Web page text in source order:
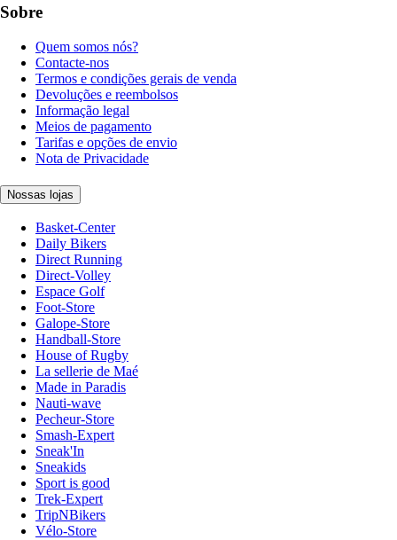
Sobre
Quem somos nós?
Contacte-nos
Termos e condições gerais de venda
Devoluções e reembolsos
Informação legal
Meios de pagamento
Tarifas e opções de envio
Nota de Privacidade
Nossas lojas
Basket-Center
Daily Bikers
Direct Running
Direct-Volley
Espace Golf
Foot-Store
Galope-Store
Handball-Store
House of Rugby
La sellerie de Maé
Made in Paradis
Nauti-wave
Pecheur-Store
Smash-Expert
Sneak'In
Sneakids
Sport is good
Trek-Expert
TripNBikers
Vélo-Store